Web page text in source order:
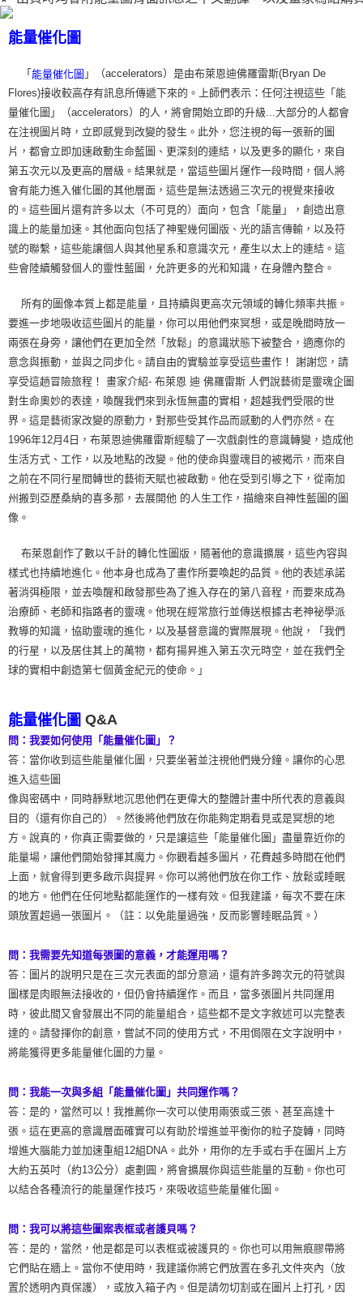
能量催化圖
「 能量催化圖 」（accelerators）是由布萊恩迪佛羅雷斯(Bryan De
Flores)接收較高存有訊息所傳遞下來的。上師們表示：任何注視這些「能
量催化圖」（accelerators）的人，將會開始立即的升級...大部分的人都會
在注視圖片時，立即感覺到改變的發生。此外，您注視的每一張新的圖
片，都會立即加速啟動生命藍圖、更深刻的連結，以及更多的顯化，來自
第五次元以及更高的層級。結果就是，當這些圖片運作一段時間，個人將
會有能力進入催化圖的其他層面，這些是無法透過三次元的視覺來接收
的。這些圖片還有許多以太（不可見的）面向，包含「能量」，創造出意
識上的能量加速。其他面向包括了神聖幾何圖版、光的語言傳輸，以及符
號的聯繫，這些能讓個人與其他星系和意識次元，產生以太上的連結。這
些會陸續觸發個人的靈性藍圖，允許更多的光和知識，在身體內整合。
所有的圖像本質上都是能量，且持續與更高次元領域的轉化頻率共振。
要進一步地吸收這些圖片的能量，你可以用他們來冥想，或是晚間時放一
兩張在身旁，讓他們在更加全然「放鬆」的意識狀態下被整合，適應你的
意念與振動，並與之同步化。請自由的實驗並享受這些畫作！ 謝謝您，請
享受這趟冒險旅程！ 畫家介紹- 布萊恩 迪 佛羅雷斯 人們說藝術是靈魂企圖
對生命奧妙的表達，喚醒我們來到永恆無盡的實相，超越我們受限的世
界。這是藝術家改變的原動力，對那些受其作品而感動的人們亦然。在
1996年12月4日，布萊恩迪佛羅雷斯經驗了一次戲劇性的意識轉變，造成他
生活方式、工作，以及地點的改變。他的使命與靈魂目的被揭示，而來自
之前在不同行星間轉世的藝術天賦也被啟動。他在受到引導之下，從南加
州搬到亞歷桑納的喜多那，去展開他 的人生工作，描繪來自神性藍圖的圖
像。
布萊恩創作了數以千計的轉化性圖版，隨著他的意識擴展，這些內容與
樣式也持續地進化。他本身也成為了畫作所要喚起的品質。他的表述承諾
著消弭極限，並去喚醒和啟發那些為了進入存在的第八音程，而要來成為
治療師、老師和指路者的靈魂。他現在經常旅行並傳送根據古老神祕學派
教導的知識，協助靈魂的進化，以及基督意識的實際展現。他說，「我們
的行星，以及居住其上的萬物，都有揚昇進入第五次元時空，並在我們全
球的實相中創造第七個黃金紀元的使命。」
能量催化圖 Q&A
問：我要如何使用「能量催化圖」？
答：當你收到這些能量催化圖，只要坐著並注視他們幾分鐘。讓你的心思
進入這些圖
像與密碼中，同時靜默地沉思他們在更偉大的整體計畫中所代表的意義與
目的（還有你自己的）。然後將他們放在你能夠定期看見或是冥想的地
方。說真的，你真正需要做的，只是讓這些「能量催化圖」盡量靠近你的
能量場，讓他們開始發揮其魔力。你觀看越多圖片，花費越多時間在他們
上面，就會得到更多啟示與提昇。你可以將他們放在你工作、放鬆或睡眠
的地方。他們在任何地點都能運作的一樣有效。但我建議，每次不要在床
頭放置超過一張圖片。（註：以免能量過強，反而影響睡眠品質。）
問：我需要先知道每張圖的意義，才能運用嗎？
答：圖片的說明只是在三次元表面的部分意涵，還有許多跨次元的符號與
圖樣是肉眼無法接收的，但仍會持續運作。而且，當多張圖片共同運用
時，彼此間又會發展出不同的能量組合，這些都不是文字敘述可以完整表
達的。請發揮你的創意，嘗試不同的使用方式，不用侷限在文字說明中，
將能獲得更多能量催化圖的力量。
問：我能一次與多組「能量催化圖」共同運作嗎？
答：是的，當然可以！我推薦你一次可以使用兩張或三張、甚至高達十
張。這在更高的意識層面確實可以有助於增進並平衡你的粒子旋轉，同時
增進大腦能力並加速重組12組DNA。此外，用你的左手或右手在圖片上方
大約五英吋（約13公分）處劃圓，將會擴展你與這些能量的互動。你也可
以結合各種流行的能量運作技巧，來吸收這些能量催化圖。
問：我可以將這些圖案表框或者護貝嗎？
答：是的，當然，他是都是可以表框或被護貝的。你也可以用無痕膠帶將
它們貼在牆上。當你不使用時，我建議你將它們放置在多孔文件夾內（放
置於透明內頁保護），或放入箱子內。但是請勿切割或在圖片上打孔，因